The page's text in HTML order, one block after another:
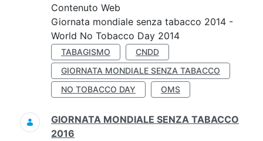
Contenuto Web
Giornata mondiale senza tabacco 2014 -
World No Tobacco Day 2014
TABAGISMO
CNDD
GIORNATA MONDIALE SENZA TABACCO
NO TOBACCO DAY
OMS
GIORNATA MONDIALE SENZA TABACCO
2016